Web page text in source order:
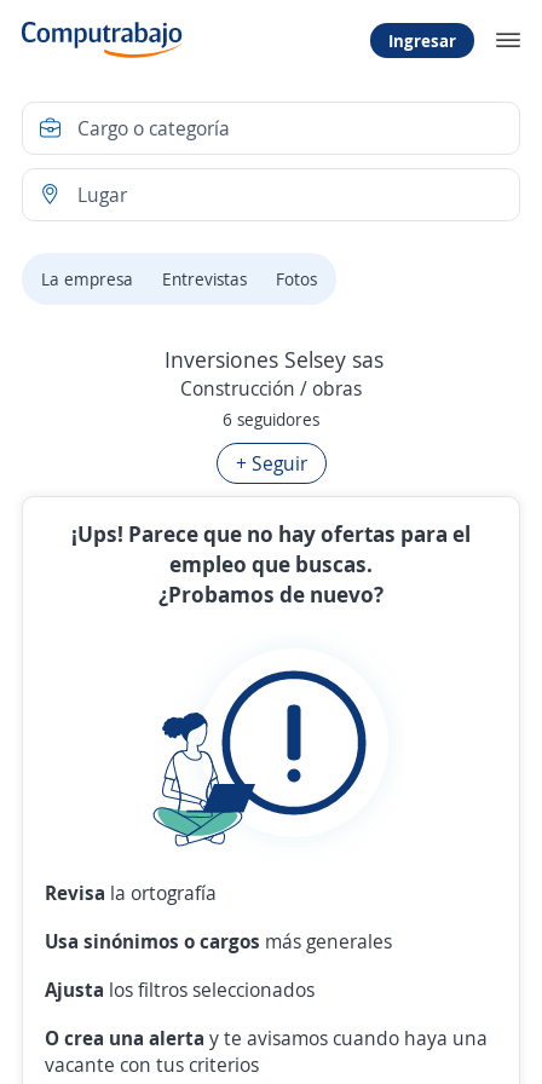
Ingresar
La empresa Entrevistas Fotos
Inversiones Selsey sas
Construcción / obras
6 seguidores
+ Seguir
¡Ups! Parece que no hay ofertas para el
empleo que buscas.
¿Probamos de nuevo?
Revisa la ortografía
Usa sinónimos o cargos más generales
Ajusta los filtros seleccionados
O crea una alerta y te avisamos cuando haya una
vacante con tus criterios